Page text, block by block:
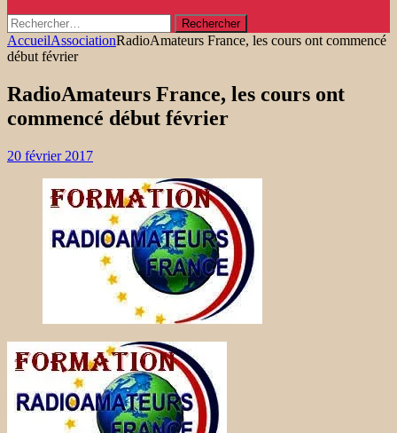
Rechercher :
AccueilAssociationRadioAmateurs France, les cours ont commencé
début février
RadioAmateurs France, les cours ont
commencé début février
20 février 2017